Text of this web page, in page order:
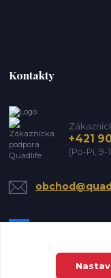
Kontakty
+421
(Po-Pi, 9-